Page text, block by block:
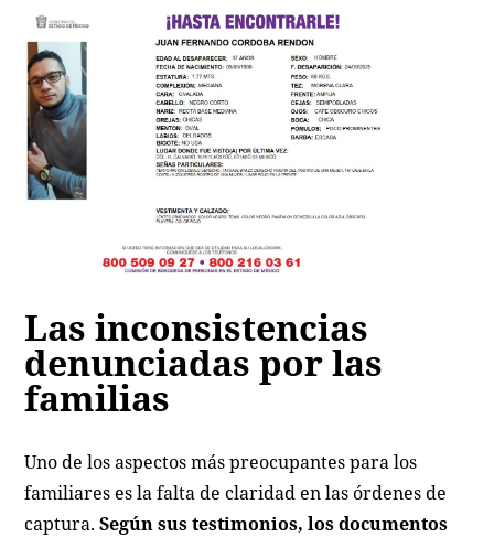
Las inconsistencias
denunciadas por las
familias
Uno de los aspectos más preocupantes para los
familiares es la falta de claridad en las órdenes de
captura.Según sus testimonios, los documentos